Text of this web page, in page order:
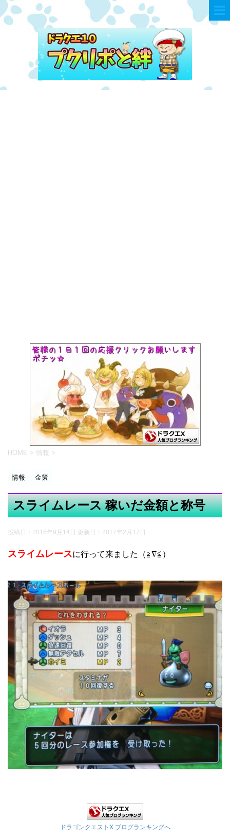
HOME > 情報 >
情報 金策
スライムレース 稼いだ金額と称号
投稿日：2016年9月14日 更新日： 2017年2月17日
スライムレースに行って来ました（≧∇≦）
ドラゴンクエストX ブログランキングへ